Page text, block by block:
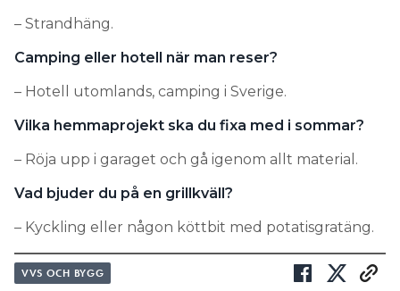
– Strandhäng.
Camping eller hotell när man reser?
– Hotell utomlands, camping i Sverige.
Vilka hemmaprojekt ska du fixa med i sommar?
– Röja upp i garaget och gå igenom allt material.
Vad bjuder du på en grillkväll?
– Kyckling eller någon köttbit med potatisgratäng.
VVS OCH BYGG